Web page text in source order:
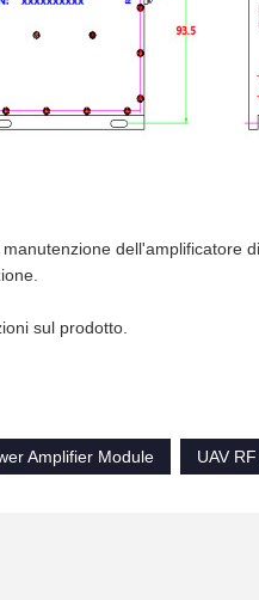
dell'amplificatore
sul prodotto.
Amplifier Module UAV